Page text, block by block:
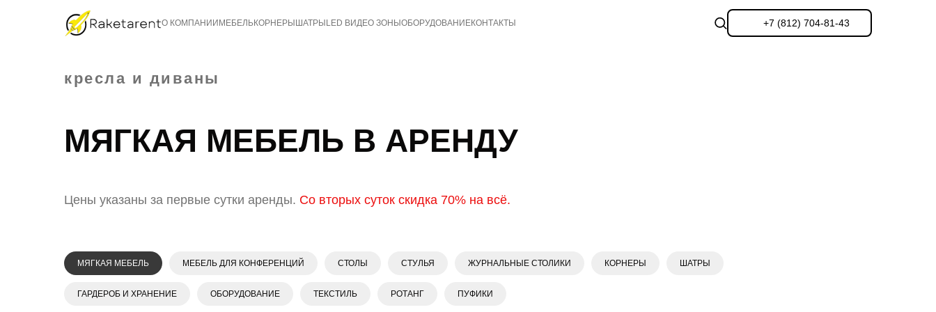
О КОМПАНИИ МЕБЕЛЬКОРНЕРЫ ШАТРЫ LED ВИДЕО ЗОНЫ ОБОРУДОВАНИЕКОНТАКТЫ +7 (812) 704-81-43
кресла и диваны
МЯГКАЯ МЕБЕЛЬ В АРЕНДУ
Цены указаны за первые сутки аренды. Со вторых суток скидка 70% на всё.
МЯГКАЯ МЕБЕЛЬ МЕБЕЛЬ ДЛЯ КОНФЕРЕНЦИЙ СТОЛЫ СТУЛЬЯ ЖУРНАЛЬНЫЕ СТОЛИКИ КОРНЕРЫ ШАТРЫ
ГАРДЕРОБ И ХРАНЕНИЕ ОБОРУДОВАНИЕ ТЕКСТИЛЬ РОТАНГ ПУФИКИ